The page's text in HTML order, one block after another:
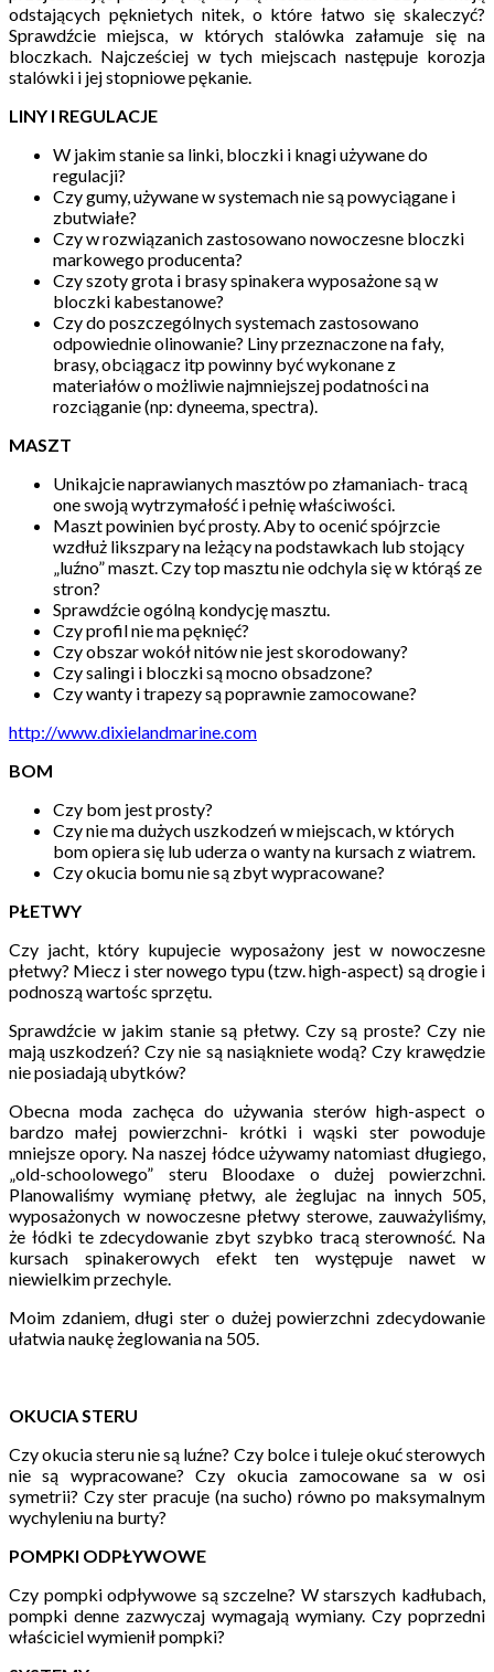
odstających pęknietych nitek, o które łatwo się skaleczyć?
Sprawdźcie miejsca, w których stalówka załamuje się na
bloczkach. Najcześciej w tych miejscach następuje korozja
stalówki i jej stopniowe pękanie.
LINY I REGULACJE
W jakim stanie sa linki, bloczki i knagi używane do
regulacji?
Czy gumy, używane w systemach nie są powyciągane i
zbutwiałe?
Czy w rozwiązanich zastosowano nowoczesne bloczki
markowego producenta?
Czy szoty grota i brasy spinakera wyposażone są w
bloczki kabestanowe?
Czy do poszczególnych systemach zastosowano
odpowiednie olinowanie? Liny przeznaczone na fały,
brasy, obciągacz itp powinny być wykonane z
materiałów o możliwie najmniejszej podatności na
rozciąganie (np: dyneema, spectra).
MASZT
Unikajcie naprawianych masztów po złamaniach- tracą
one swoją wytrzymałość i pełnię właściwości.
Maszt powinien być prosty. Aby to ocenić spójrzcie
wzdłuż likszpary na leżący na podstawkach lub stojący
„luźno” maszt. Czy top masztu nie odchyla się w którąś ze
stron?
Sprawdźcie ogólną kondycję masztu.
Czy profil nie ma pęknięć?
Czy obszar wokół nitów nie jest skorodowany?
Czy salingi i bloczki są mocno obsadzone?
Czy wanty i trapezy są poprawnie zamocowane?
http://www.dixielandmarine.com
BOM
Czy bom jest prosty?
Czy nie ma dużych uszkodzeń w miejscach, w których
bom opiera się lub uderza o wanty na kursach z wiatrem.
Czy okucia bomu nie są zbyt wypracowane?
PŁETWY
Czy jacht, który kupujecie wyposażony jest w nowoczesne
płetwy? Miecz i ster nowego typu (tzw. high-aspect) są drogie i
podnoszą wartośc sprzętu.
Sprawdźcie w jakim stanie są płetwy. Czy są proste? Czy nie
mają uszkodzeń? Czy nie są nasiąkniete wodą? Czy krawędzie
nie posiadają ubytków?
Obecna moda zachęca do używania sterów high-aspect o
bardzo małej powierzchni- krótki i wąski ster powoduje
mniejsze opory. Na naszej łódce używamy natomiast długiego,
„old-schoolowego” steru Bloodaxe o dużej powierzchni.
Planowaliśmy wymianę płetwy, ale żeglujac na innych 505,
wyposażonych w nowoczesne płetwy sterowe, zauważyliśmy,
że łódki te zdecydowanie zbyt szybko tracą sterowność. Na
kursach spinakerowych efekt ten występuje nawet w
niewielkim przechyle.
Moim zdaniem, długi ster o dużej powierzchni zdecydowanie
ułatwia naukę żeglowania na 505.
OKUCIA STERU
Czy okucia steru nie są luźne? Czy bolce i tuleje okuć sterowych
nie są wypracowane? Czy okucia zamocowane sa w osi
symetrii? Czy ster pracuje (na sucho) równo po maksymalnym
wychyleniu na burty?
POMPKI ODPŁYWOWE
Czy pompki odpływowe są szczelne? W starszych kadłubach,
pompki denne zazwyczaj wymagają wymiany. Czy poprzedni
właściciel wymienił pompki?